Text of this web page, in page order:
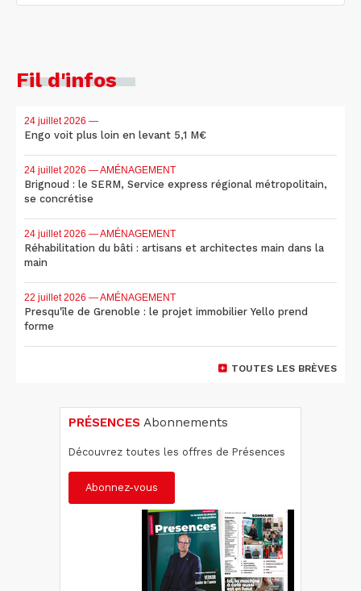
Fil d'infos
24 juillet 2026 —
Engo voit plus loin en levant 5,1 M€
24 juillet 2026 — AMÉNAGEMENT
Brignoud : le SERM, Service express régional métropolitain,
se concrétise
24 juillet 2026 — AMÉNAGEMENT
Réhabilitation du bâti : artisans et architectes main dans la
main
22 juillet 2026 — AMÉNAGEMENT
Presqu'île de Grenoble : le projet immobilier Yello prend
forme
TOUTES LES BRÈVES
PRÉSENCES Abonnements
Découvrez toutes les offres de Présences
Abonnez-vous